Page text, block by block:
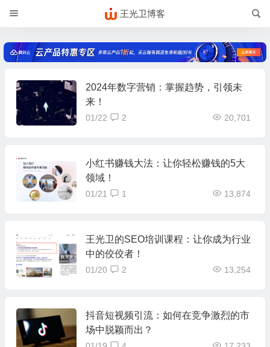
王光卫博客
2024年数字营销：掌握趋势，引领未
来！
01/22 20,701
2
小红书赚钱大法：让你轻松赚钱的5大
领域！
01/21 13,874
1
王光卫的SEO培训课程：让你成为行业
中的佼佼者！
01/20 13,254
2
抖音短视频引流：如何在竞争激烈的市
场中脱颖而出？